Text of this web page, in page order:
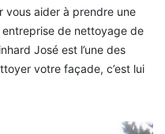
vous aider à prendre une
de nettoyage de
José est l’une des
votre façade, c’est lui